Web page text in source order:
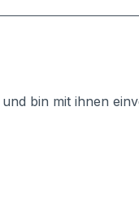
bin mit ihnen